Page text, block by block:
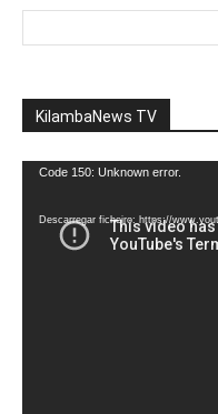
KilambaNews TV
Reprodutor
vídeo
Code 150: Unknown error.
Descarregar ficheiro: https://